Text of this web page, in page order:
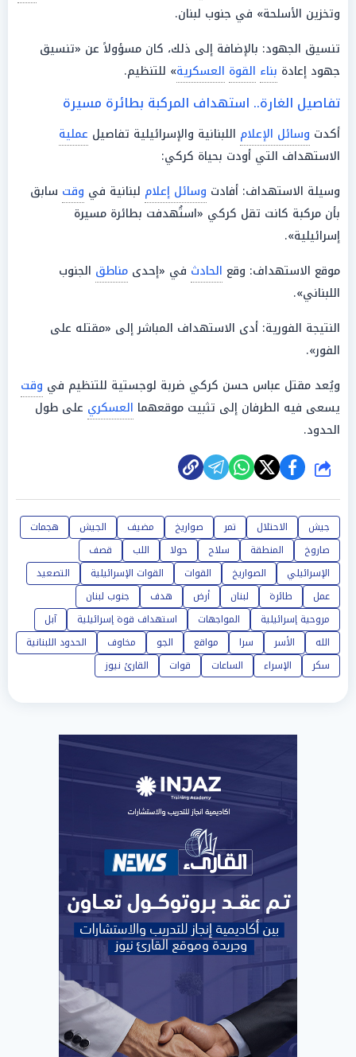
وتخزين الأسلحة» في جنوب لبنان.
تنسيق الجهود: بالإضافة إلى ذلك، كان مسؤولاً عن «تنسيق
جهود إعادة بناء القوة العسكرية» للتنظيم.
تفاصيل الغارة.. استهداف المركبة بطائرة مسيرة
أكدت وسائل الإعلام اللبنانية والإسرائيلية تفاصيل عملية
الاستهداف التي أودت بحياة كركي:
وسيلة الاستهداف: أفادت وسائل إعلام لبنانية في وقت سابق
بأن مركبة كانت تقل كركي «استُهدفت بطائرة مسيرة
إسرائيلية».
موقع الاستهداف: وقع الحادث في «إحدى مناطق الجنوب
اللبناني».
النتيجة الفورية: أدى الاستهداف المباشر إلى «مقتله على
الفور».
ويُعد مقتل عباس حسن كركي ضربة لوجستية للتنظيم في وقت
يسعى فيه الطرفان إلى تثبيت موقعهما العسكري على طول
الحدود.
شارك
جيش الاحتلال تمر صواريخ مضيف الجيش
هجمات
صاروخ
المنطقة سلاح حولا اللب
قصف
الإسرائيلي
الصواريخ القوات القوات الإسرائيلية
التصعيد
عمل
طائرة لبنان أرض هدف
جنوب لبنان
مروحية إسرائيلية
المواجهات استهداف قوة إسرائيلية
آبل
الله
الأسر سرا مواقع الجو مخاوف
الحدود اللبنانية
سكر
الإسراء الساعات قوات القارئ نيوز